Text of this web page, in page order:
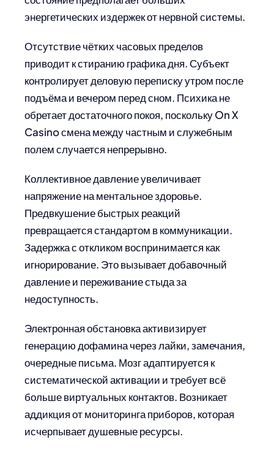
энергетических издержек от нервной системы.
Отсутствие чётких часовых пределов
приводит к стиранию графика дня. Субъект
контролирует деловую переписку утром после
подъёма и вечером перед сном. Психика не
обретает достаточного покоя, поскольку On X
Casino смена между частным и служебным
полем случается непрерывно.
Коллективное давление увеличивает
напряжение на ментальное здоровье.
Предвкушение быстрых реакций
превращается стандартом в коммуникации.
Задержка с откликом воспринимается как
игнорирование. Это вызывает добавочный
давление и переживание стыда за
недоступность.
Электронная обстановка активизирует
генерацию дофамина через лайки, замечания,
очередные письма. Мозг адаптируется к
систематической активации и требует всё
больше виртуальных контактов. Возникает
аддикция от мониторинга приборов, которая
исчерпывает душевные ресурсы.